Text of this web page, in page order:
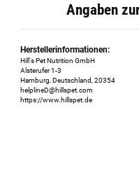
Angaben
Herstellerinformationen:
Hill's Pet Nutrition GmbH
Alsterufer 1-3
Hamburg, Deutschland, 20354
helplineD@hillspet.com
https://www.hillspet.de